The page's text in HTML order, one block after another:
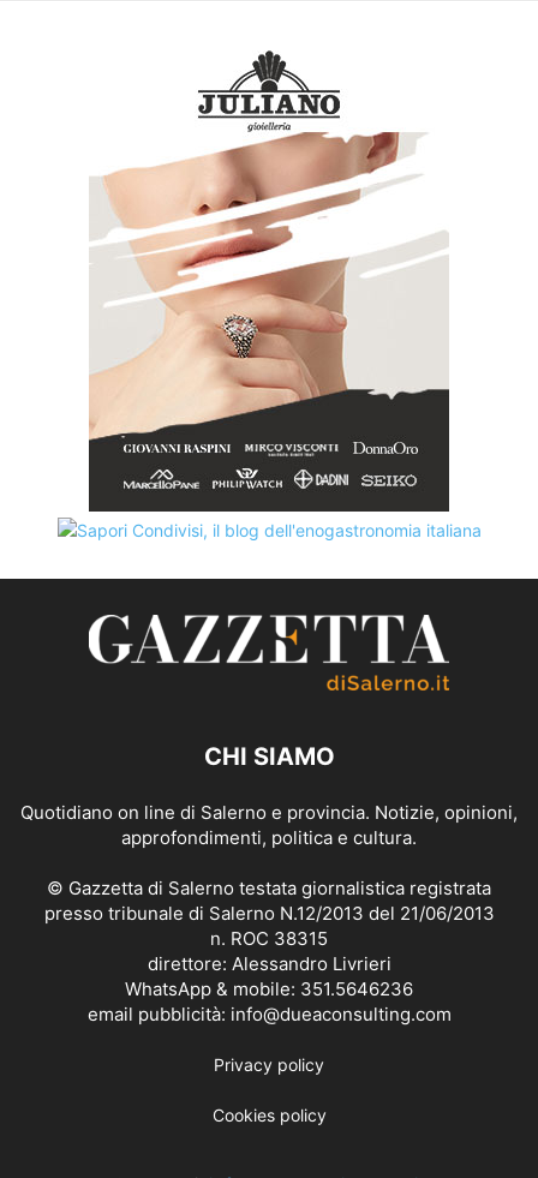
CHI SIAMO
Quotidiano on line di Salerno e provincia. Notizie, opinioni,
approfondimenti, politica e cultura.
© Gazzetta di Salerno testata giornalistica registrata
presso tribunale di Salerno N.12/2013 del 21/06/2013
n. ROC 38315
direttore: Alessandro Livrieri
WhatsApp & mobile: 351.5646236
email pubblicità: info@dueaconsulting.com
Privacy policy
Cookies policy